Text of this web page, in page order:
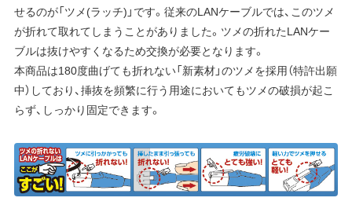
せるのが「ツメ(ラッチ)」です。従来のLANケーブルでは、このツメ
が折れて取れてしまうことがありました。ツメの折れたLANケー
ブルは抜けやすくなるため交換が必要となります。
本商品は180度曲げても折れない「新素材」のツメを採用（特許出願
中）しており、挿抜を頻繁に行う用途においてもツメの破損が起こ
らず、しっかり固定できます。